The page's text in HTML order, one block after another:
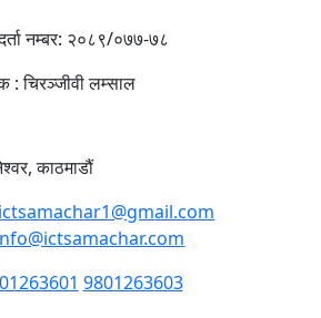
नम्बर: २०८९/०७७-७८
:चिरञ्जीवी लम्साल
काठमाडौं
ictsamachar1@gmail.com
9801263603